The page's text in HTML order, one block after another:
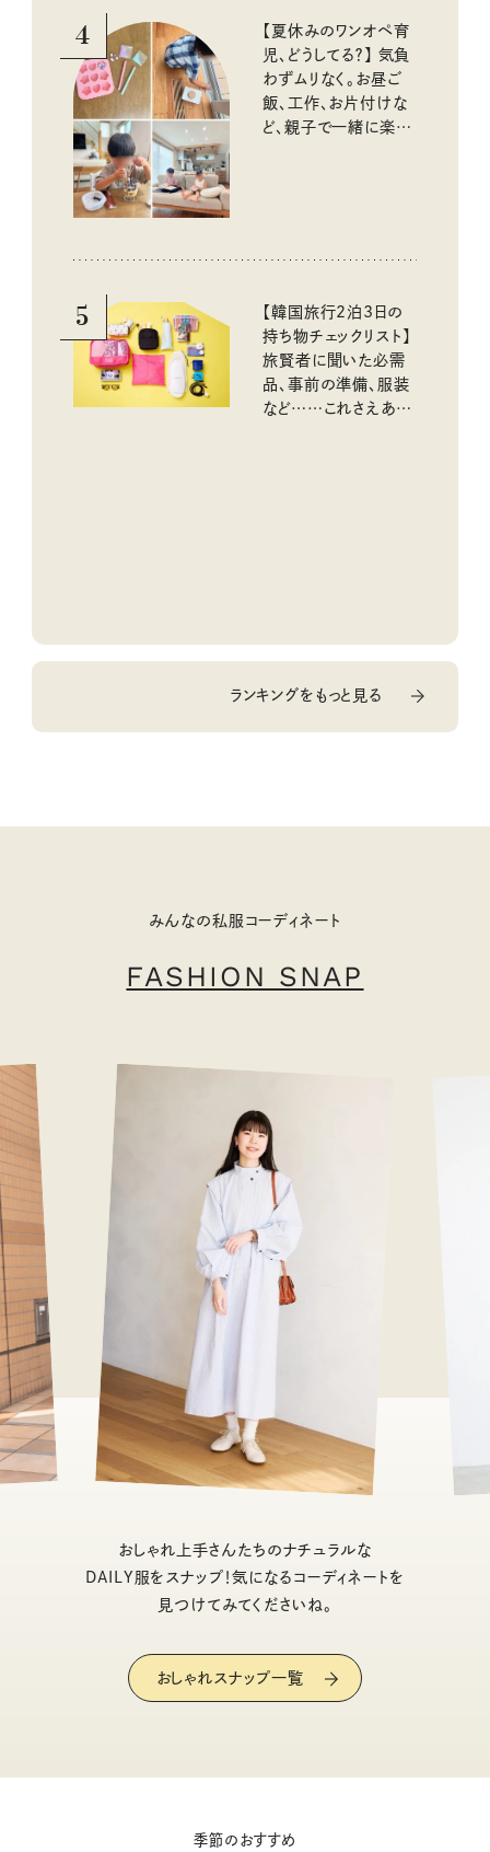
4
【夏休みのワンオペ育
児、どうしてる？】 気負
わずムリなく。お昼ご
飯、工作、お片付けな
ど、親子で一緒に楽し
5
【韓国旅行2泊3日の
持ち物チェックリスト】
旅賢者に聞いた必需
品、事前の準備、服装
など……これさえあれ
ランキングをもっと見る
みんなの私服コーディネート
FASHION SNAP
おしゃれ上手さんたちのナチュラルな
DAILY服をスナップ！気になるコーディネートを
見つけてみてくださいね。
おしゃれスナップ一覧
季節のおすすめ